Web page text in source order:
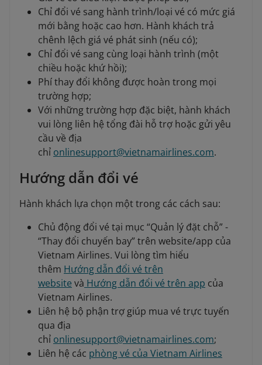
Chỉ đổi vé sang hành trình/loại vé có mức giá
mới bằng hoặc cao hơn. Hành khách trả
chênh lệch giá vé phát sinh (nếu có);
Chỉ đổi vé sang cùng loại hành trình (một
chiều hoặc khứ hồi);
Phí thay đổi không được hoàn trong mọi
trường hợp;
Với những trường hợp đặc biệt, hành khách
vui lòng liên hệ tổng đài hỗ trợ hoặc gửi yêu
cầu về địa
chỉ onlinesupport@vietnamairlines.com.
Hướng dẫn đổi vé
Hành khách lựa chọn một trong các cách sau:
Chủ động đổi vé tại mục “Quản lý đặt chỗ” -
“Thay đổi chuyến bay” trên website/app của
Vietnam Airlines. Vui lòng tìm hiểu
thêm Hướng dẫn đổi vé trên
website và Hướng dẫn đổi vé trên app của
Vietnam Airlines.
Liên hệ bộ phận trợ giúp mua vé trực tuyến
qua địa
chỉ onlinesupport@vietnamairlines.com;
Liên hệ các phòng vé của Vietnam Airlines